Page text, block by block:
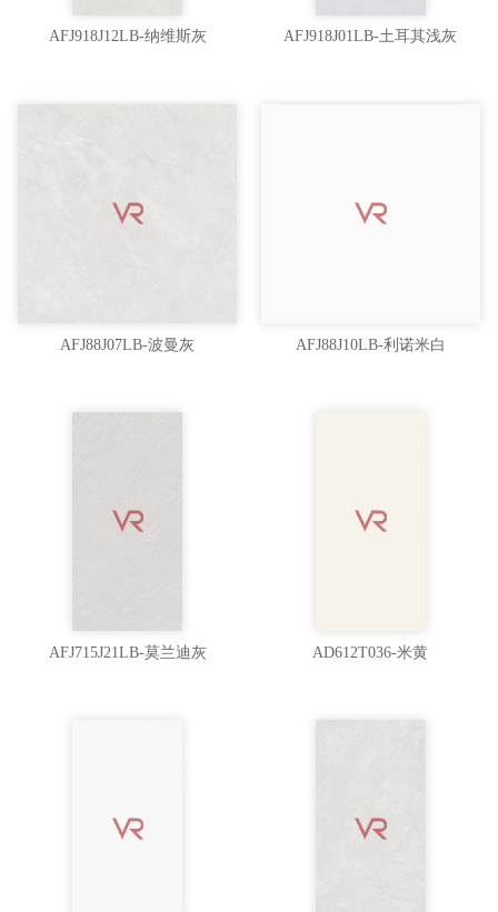
AFJ918J12LB-纳维斯灰 AFJ918J01LB-土耳其浅灰
AFJ88J07LB-波曼灰 AFJ88J10LB-利诺米白
AFJ715J21LB-莫兰迪灰 AD612T036-米黄